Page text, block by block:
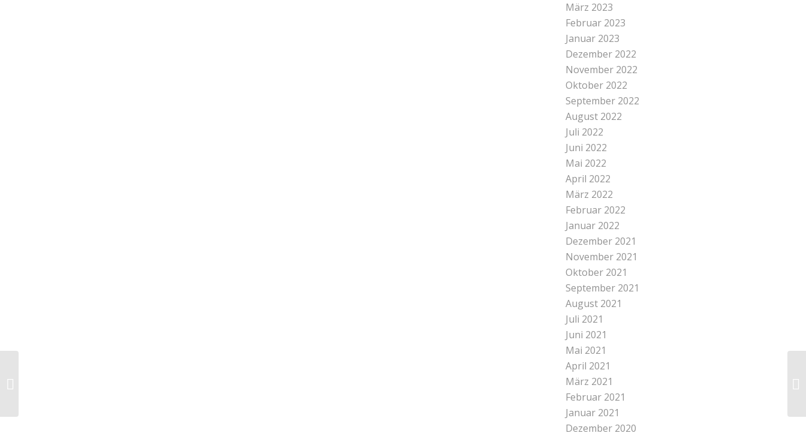
März 2023
Februar 2023
Januar 2023
Dezember 2022
November 2022
Oktober 2022
September 2022
August 2022
Juli 2022
Juni 2022
Mai 2022
April 2022
März 2022
Februar 2022
Januar 2022
Dezember 2021
November 2021
Oktober 2021
September 2021
August 2021
Juli 2021
Juni 2021
Mai 2021
April 2021
März 2021
Februar 2021
Januar 2021
Dezember 2020